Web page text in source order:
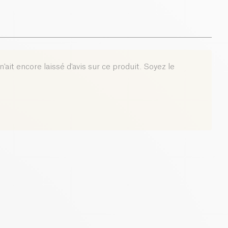
encore laissé d'avis sur ce produit. Soyez le